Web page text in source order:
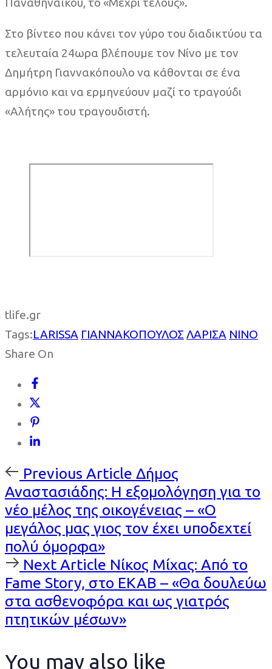
Στο βίντεο που κάνει τον γύρο του διαδικτύου τα
τελευταία 24ωρα βλέπουμε τον Νίνο με τον
Δημήτρη Γιαννακόπουλο να κάθονται σε ένα
αρμόνιο και να ερμηνεύουν μαζί το τραγούδι
«Αλήτης» του τραγουδιστή.
tlife.gr
Tags:LARISSA ΓΙΑΝΝΑΚΟΠΟΥΛΟΣ ΛΑΡΙΣΑ ΝΙΝΟ
Share On
Previous
Article
Previous Article Δήμος
Αναστασιάδης: Η εξομολόγηση για το
νέο μέλος της οικογένειας – «Ο
μεγάλος μας γιος τον έχει υποδεχτεί
πολύ όμορφα»
Next
Article
Next Article Νίκος Μίχας: Από το
Fame Story, στο ΕΚΑΒ – «Θα δουλεύω
στα ασθενοφόρα και ως γιατρός
πτητικών μέσων»
You may also like